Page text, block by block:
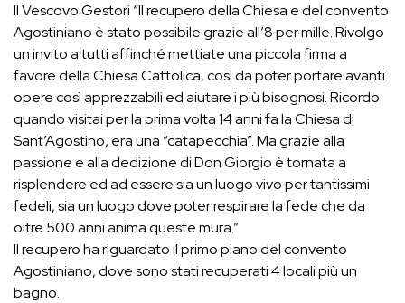
Il Vescovo Gestori “Il recupero della Chiesa e del convento
Agostiniano è stato possibile grazie all’8 per mille. Rivolgo
un invito a tutti affinché mettiate una piccola firma a
favore della Chiesa Cattolica, così da poter portare avanti
opere così apprezzabili ed aiutare i più bisognosi. Ricordo
quando visitai per la prima volta 14 anni fa la Chiesa di
Sant’Agostino, era una “catapecchia”. Ma grazie alla
passione e alla dedizione di Don Giorgio è tornata a
risplendere ed ad essere sia un luogo vivo per tantissimi
fedeli, sia un luogo dove poter respirare la fede che da
oltre 500 anni anima queste mura.”
Il recupero ha riguardato il primo piano del convento
Agostiniano, dove sono stati recuperati 4 locali più un
bagno.